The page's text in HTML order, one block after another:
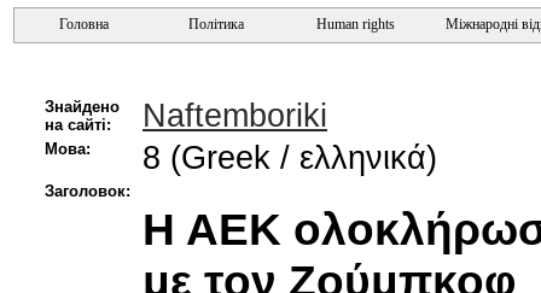
Головна Політика Human rights Міжнародні
Знайдено
на сайті:
Naftemboriki
Мова: 8 (Greek / ελληνικά)
Заголовок:
Η ΑΕΚ
με τον Ζούμπκοφ